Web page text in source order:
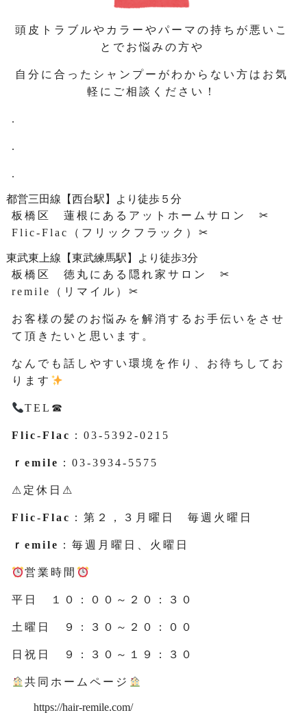
頭皮トラブルやカラーやパーマの持ちが悪いこ
とでお悩みの方や
自分に合ったシャンプーがわからない方はお気
軽にご相談ください！
.
.
.
都営三田線【西台駅】より徒歩５分
板橋区 蓮根にあるアットホームサロン ✂
Flic-Flac（フリックフラック）✂
東武東上線【東武練馬駅】より徒歩3分
板橋区 徳丸にある隠れ家サロン ✂
remile（リマイル）✂
お客様の髪のお悩みを解消するお手伝いをさせ
て頂きたいと思います。
なんでも話しやすい環境を作り、お待ちしてお
ります
TEL☎
Flic-Flac ：03-5392-0215
ｒemile ：03-3934-5575
⚠定休日⚠
Flic-Flac ：第２，３月曜日 毎週火曜日
ｒemile ：毎週月曜日、火曜日
営業時間
平日 １０：００～２０：３０
土曜日 ９：３０～２０：００
日祝日 ９：３０～１９：３０
共同ホームページ
https://hair-remile.com/